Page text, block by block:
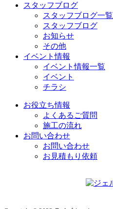
スタッフブログ
スタッフブログ一覧
スタッフブログ
お知らせ
その他
イベント情報
イベント情報一覧
イベント
チラシ
お役立ち情報
よくあるご質問
施工の流れ
お問い合わせ
お問い合わせ
お見積もり依頼